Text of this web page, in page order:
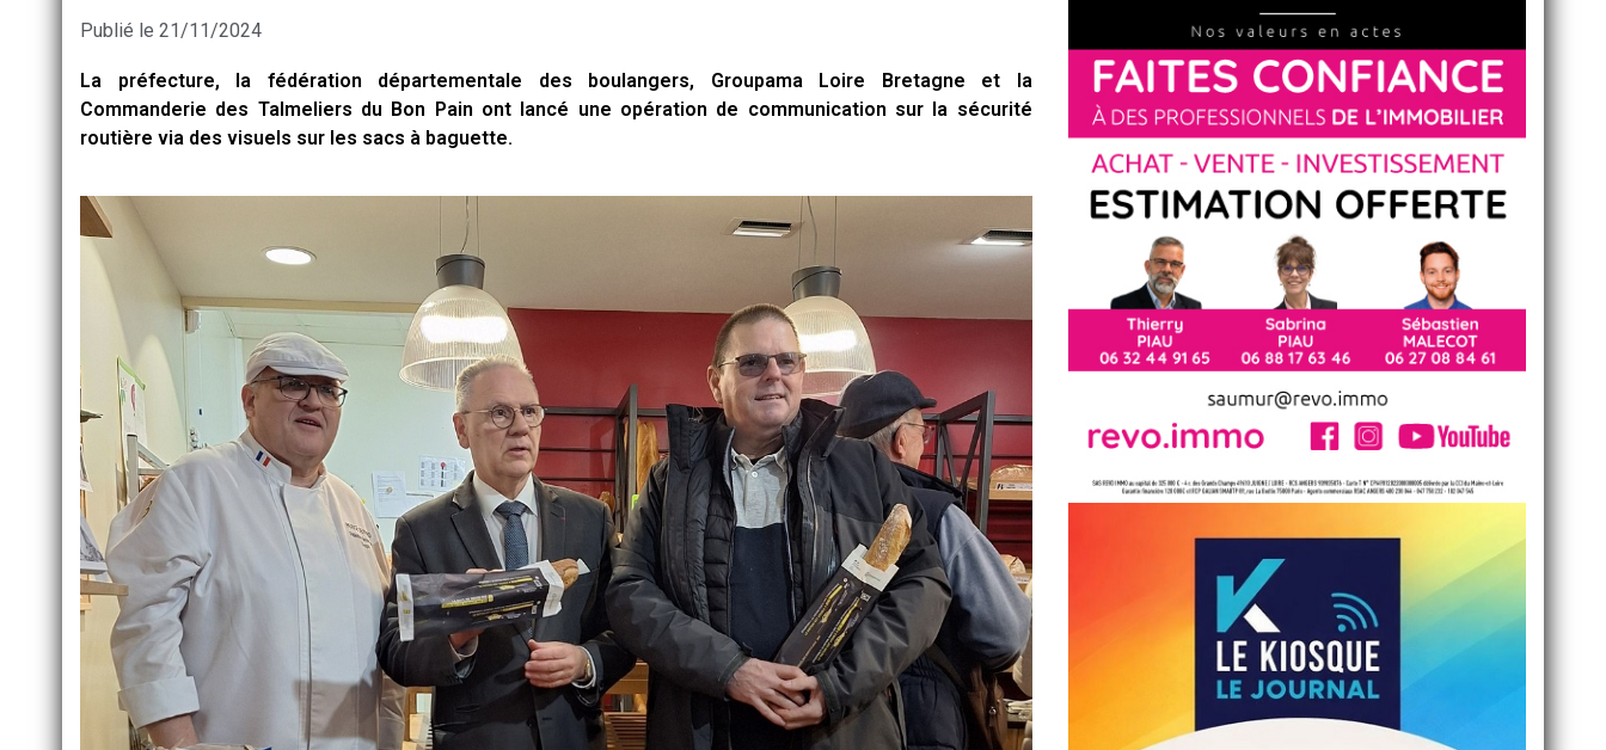
Publié le 21/11/2024
La préfecture, la fédération départementale des boulangers, Groupama Loire Bretagne et la
Commanderie des Talmeliers du Bon Pain ont lancé une opération de communication sur la sécurité
routière via des visuels sur les sacs à baguette.